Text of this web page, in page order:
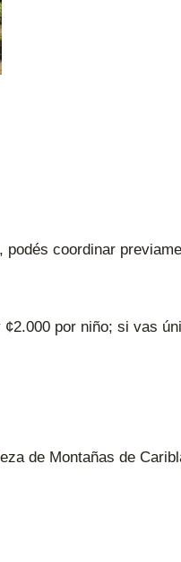
coordinar
por niño; si vas
de Montañas de